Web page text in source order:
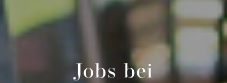
Jobs bei